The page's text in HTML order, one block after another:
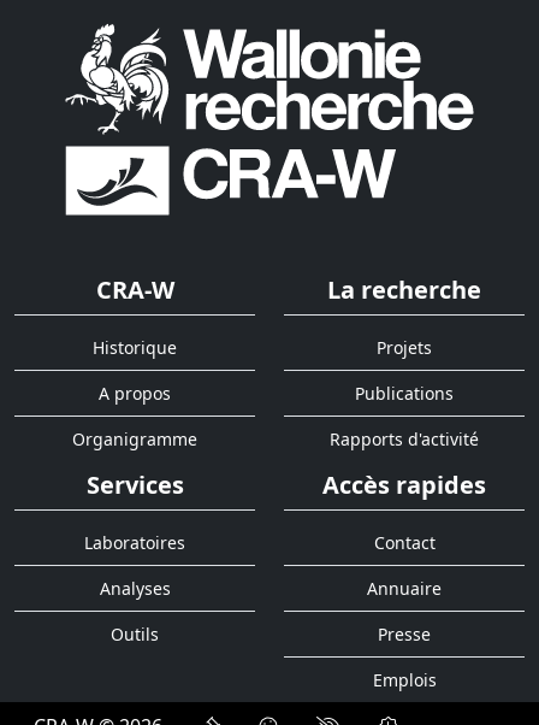
CRA-W
Historique
A propos
Organigramme
La recherche
Projets
Publications
Rapports d'activité
Services
Laboratoires
Analyses
Outils
Accès rapides
Contact
Annuaire
Presse
Emplois